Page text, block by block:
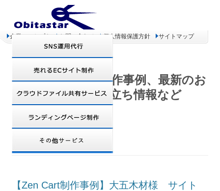
企業コンセプト お問い合わせ 個人情報保護方針 サイトマップ
オビタスター 制作事例、最新のお
得情報、お役立ち情報など
TAG ARCHIVES:携帯
【Zen Cart制作事例】大五木材様 サイト